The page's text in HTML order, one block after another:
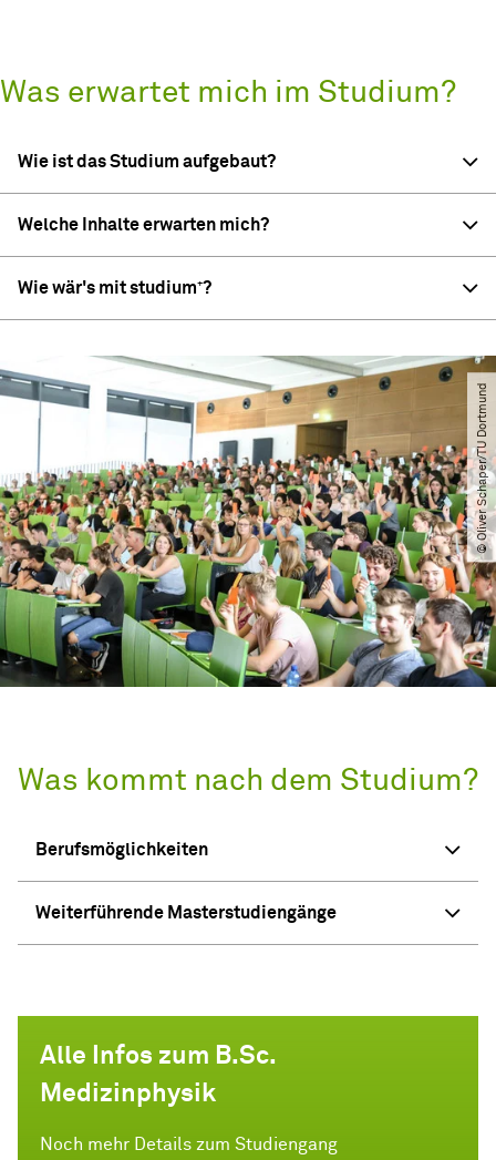
Was erwartet mich im Studium?
Wie ist das Studium aufgebaut?
Welche Inhalte erwarten mich?
Wie wär's mit studium⁺?
© Oliver Schaper​/​TU Dortmund
Was kommt nach dem Studium?
Berufsmöglichkeiten
Weiterführende Masterstudiengänge
Alle Infos zum B.Sc.
Medizinphysik
Noch mehr Details zum Studiengang